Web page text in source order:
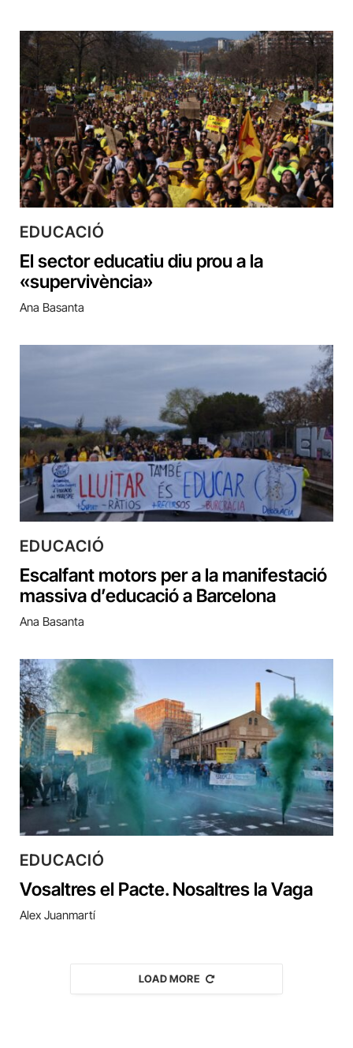
EDUCACIÓ
El sector educatiu diu prou a la
«supervivència»
Ana Basanta
EDUCACIÓ
Escalfant motors per a la manifestació
massiva d’educació a Barcelona
Ana Basanta
EDUCACIÓ
Vosaltres el Pacte. Nosaltres la Vaga
Alex Juanmartí
LOAD MORE